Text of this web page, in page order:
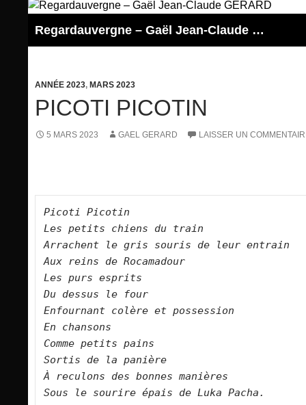
Regardauvergne – Gaël Jean-Claude GERARD
ANNÉE 2023, MARS 2023
PICOTI PICOTIN
5 MARS 2023 GAEL GERARD LAISSER UN
Picoti Picotin
Les petits chiens du train
Arrachent le gris souris de leur
Aux reins de Rocamadour
Les purs esprits
Du dessus le four
Enfournant colère et possession
En chansons
Comme petits pains
Sortis de la panière
À reculons des bonnes manières
Sous le sourire épais de Luka Pacha.